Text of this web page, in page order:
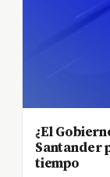
¿El
Santander
tiempo